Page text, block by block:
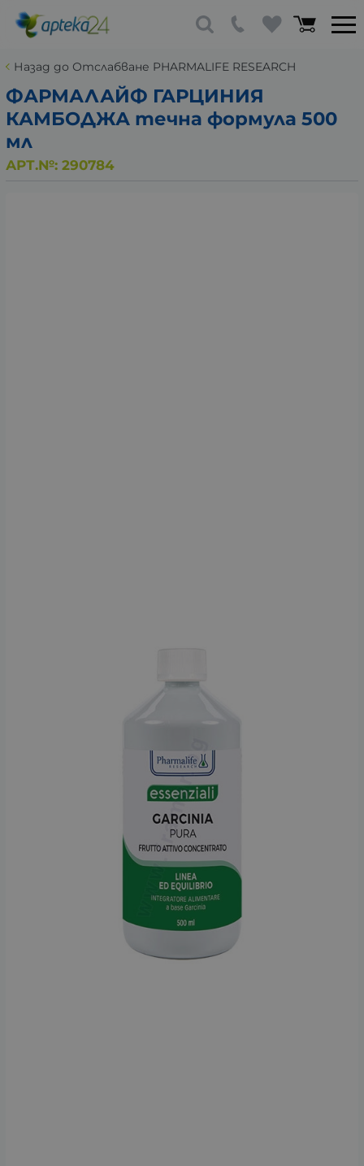
Назад до Отслабване PHARMALIFE RESEARCH
ФАРМАЛАЙФ ГАРЦИНИЯ
КАМБОДЖА течна формула 500
мл
АРТ.№: 290784